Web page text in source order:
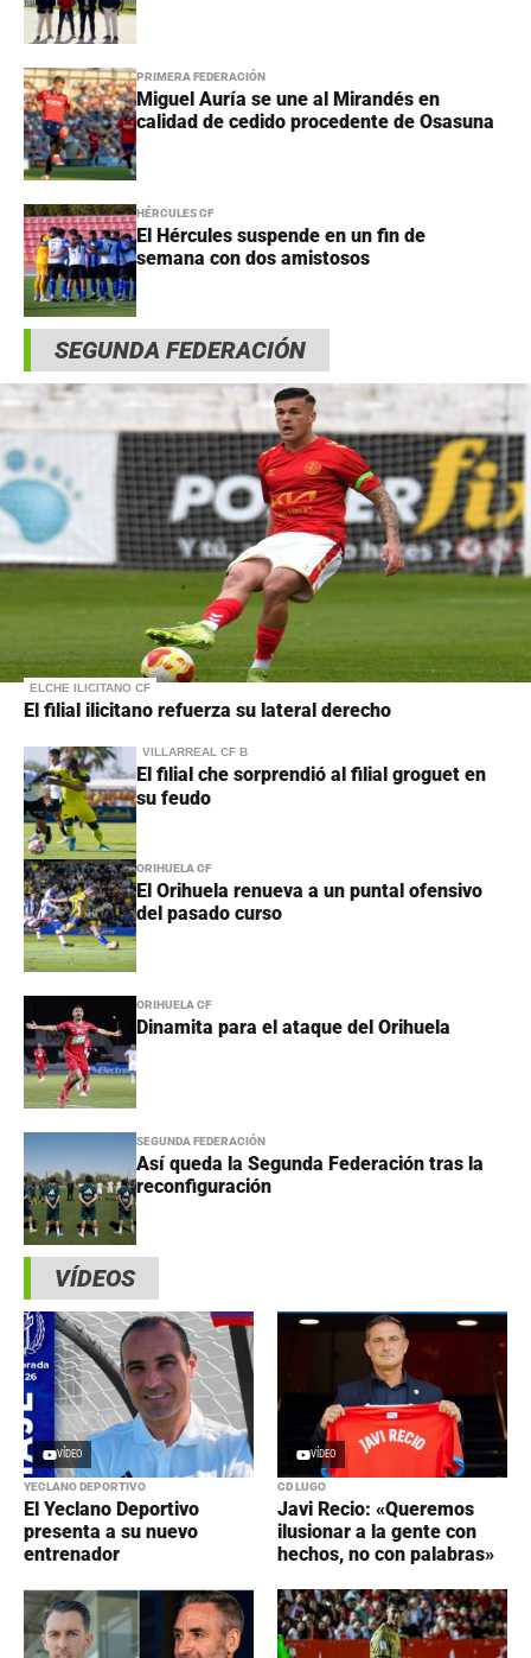
PRIMERA FEDERACIÓN
Miguel Auría se une al Mirandés en
calidad de cedido procedente de Osasuna
HÉRCULES CF
El Hércules suspende en un fin de
semana con dos amistosos
SEGUNDA FEDERACIÓN
ELCHE ILICITANO CF
El filial ilicitano refuerza su lateral derecho
VILLARREAL CF B
El filial che sorprendió al filial groguet en
su feudo
ORIHUELA CF
El Orihuela renueva a un puntal ofensivo
del pasado curso
ORIHUELA CF
Dinamita para el ataque del Orihuela
SEGUNDA FEDERACIÓN
Así queda la Segunda Federación tras la
reconfiguración
VÍDEOS
VÍDEO
YECLANO DEPORTIVO
El Yeclano Deportivo
presenta a su nuevo
entrenador
VÍDEO
CD LUGO
Javi Recio: «Queremos
ilusionar a la gente con
hechos, no con palabras»